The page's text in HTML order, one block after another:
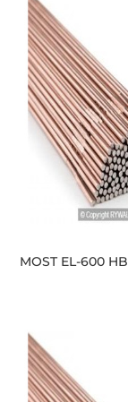
MOST EL-600 HB